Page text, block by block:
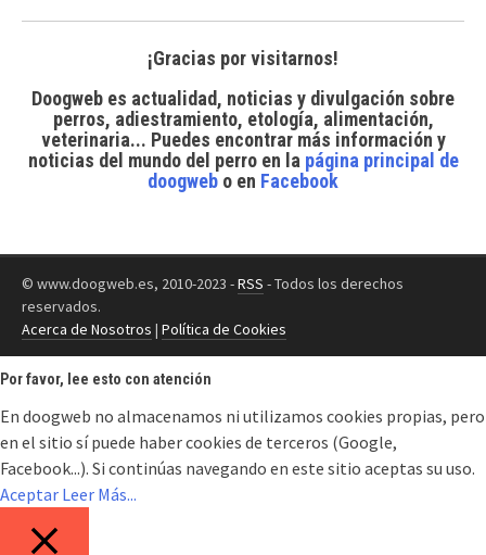
¡Gracias por visitarnos!
Doogweb es actualidad, noticias y divulgación sobre
perros, adiestramiento, etología, alimentación,
veterinaria... Puedes encontrar más información y
noticias del mundo del perroen la página principal de
doogweb o en Facebook
© www.doogweb.es, 2010-2023 -RSS - Todos los derechos
reservados.
Acerca de Nosotros | Política de Cookies
Por favor, lee esto con atención
En doogweb no almacenamos ni utilizamos cookies propias, pero
en el sitio sí puede haber cookies de terceros (Google,
Facebook...). Si continúas navegando en este sitio aceptas su uso.
Aceptar Leer Más...